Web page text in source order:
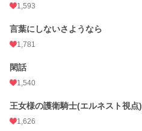
お気に入り
24h.ポイント
文字数
更新日時 2023.02.28 18:02
初回公開日時
1,593
言葉にしないさようなら
1,781
閑話
1,540
王女様の護衛騎士(エルネスト視点)
1,626